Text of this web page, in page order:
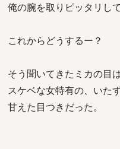
俺の腕を取りピッタリし
これからどうするー？
そう聞いてきたミカの目
スケベな女特有の、いた
甘えた目つきだった。